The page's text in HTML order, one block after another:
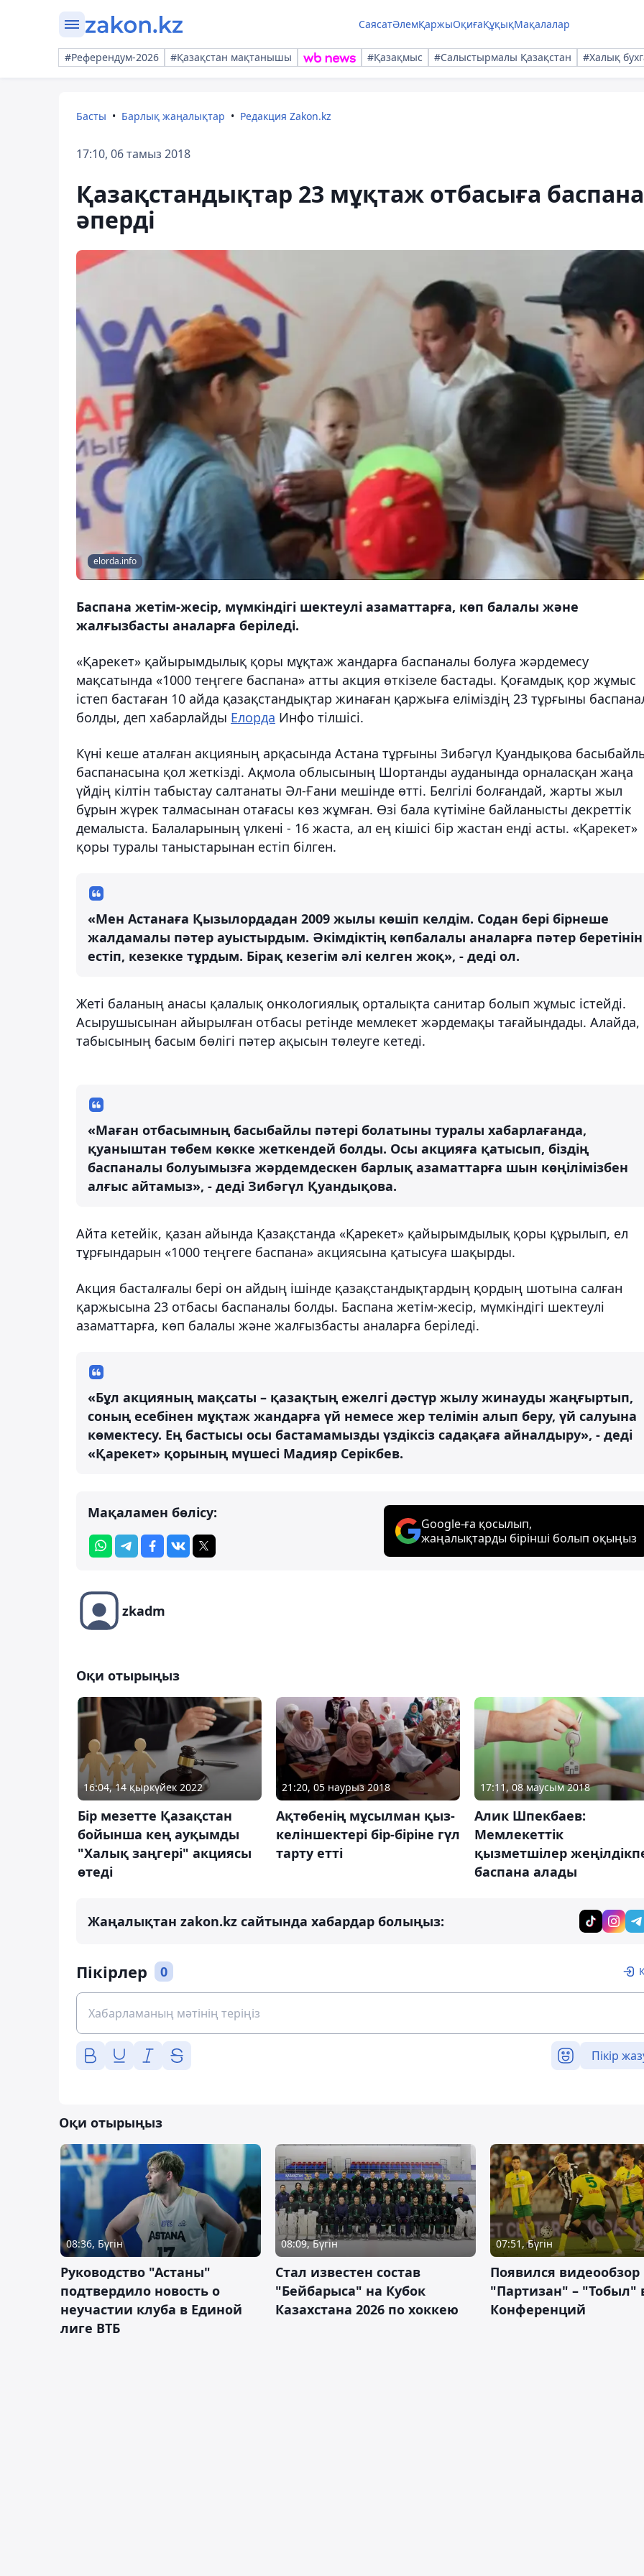
СаясатӘлемҚаржыОқиғаҚұқықМақалалар
#Референдум-2026 #Қазақстан мақтанышы #Қазақмыс #Салыстырмалы Қазақстан #Халық
Басты Барлық жаңалықтар Редакция Zakon.kz
17:10, 06 тамыз 2018
Қазақстандықтар 23 мұқтаж отбасыға баспана
әперді
elorda.info
Баспана жетім-жесір, мүмкіндігі шектеулі азаматтарға, көп балалы және
жалғызбасты аналарға беріледі.
«Қарекет» қайырымдылық қоры мұқтаж жандарға баспаналы болуға жәрдемесу
мақсатында «1000 теңгеге баспана» атты акция өткізеле бастады. Қоғамдық қор жұмыс
істеп бастаған 10 айда қазақстандықтар жинаған қаржыға еліміздің 23 тұрғыны
болды, деп хабарлайды Елорда Инфо тілшісі.
Күні кеше аталған акцияның арқасында Астана тұрғыны Зибәгүл Қуандықова
баспанасына қол жеткізді. Ақмола облысының Шортанды ауданында орналасқан жаңа
үйдің кілтін табыстау салтанаты Әл-Ғани мешінде өтті. Белгілі болғандай, жарты жыл
бұрын жүрек талмасынан отағасы көз жұмған. Өзі бала күтіміне байланысты декреттік
демалыста. Балаларының үлкені - 16 жаста, ал ең кішісі бір жастан енді асты. «Қарекет»
қоры туралы таныстарынан естіп білген.
«Мен Астанаға Қызылордадан 2009 жылы көшіп келдім. Содан бері бірнеше
жалдамалы пәтер ауыстырдым. Әкімдіктің көпбалалы аналарға пәтер беретінін
естіп, кезекке тұрдым. Бірақ кезегім әлі келген жоқ», - деді ол.
Жеті баланың анасы қалалық онкологиялық орталықта санитар болып жұмыс істейді.
Асырушысынан айырылған отбасы ретінде мемлекет жәрдемақы тағайындады. Алайда,
табысының басым бөлігі пәтер ақысын төлеуге кетеді.
«Маған отбасымның басыбайлы пәтері болатыны туралы хабарлағанда,
қуаныштан төбем көкке жеткендей болды. Осы акцияға қатысып, біздің
баспаналы болуымызға жәрдемдескен барлық азаматтарға шын көңілімізбен
алғыс айтамыз», - деді Зибәгүл Қуандықова.
Айта кетейік, қазан айында Қазақстанда «Қарекет» қайырымдылық қоры құрылып, ел
тұрғындарын «1000 теңгеге баспана» акциясына қатысуға шақырды.
Акция басталғалы бері он айдың ішінде қазақстандықтардың қордың шотына салған
қаржысына 23 отбасы баспаналы болды. Баспана жетім-жесір, мүмкіндігі шектеулі
азаматтарға, көп балалы және жалғызбасты аналарға беріледі.
«Бұл акцияның мақсаты – қазақтың ежелгі дәстүр жылу жинауды жаңғыртып,
соның есебінен мұқтаж жандарға үй немесе жер телімін алып беру, үй салуына
көмектесу. Ең бастысы осы бастамамызды үздіксіз садақаға айналдыру», - деді
«Қарекет» қорының мүшесі Мадияр Серікбев.
Мақаламен бөлісу:
Google-ға қосылып,
жаңалықтарды бірінші болып оқыңыз
zkadm
Оқи отырыңыз
16:04, 14 қыркүйек 2022
Бір мезетте Қазақстан
бойынша кең ауқымды
"Халық заңгері" акциясы
өтеді
21:20, 05 наурыз 2018
Ақтөбенің мұсылман қыз-
келіншектері бір-біріне гүл
тарту етті
17:11, 08 маусым 2018
Алик Шпекбаев:
Мемлекеттік
қызметшілер
баспана алады
Жаңалықтан zakon.kz сайтында хабардар болыңыз:
Пікірлер 0
Пікір
Оқи отырыңыз
08:36, Бүгін
Руководство "Астаны"
подтвердило новость о
неучастии клуба в Единой
лиге ВТБ
08:09, Бүгін
Стал известен состав
"Бейбарыса" на Кубок
Казахстана 2026 по хоккею
07:51, Бүгін
Появился
"Партизан" – "Тобыл"
Конференций